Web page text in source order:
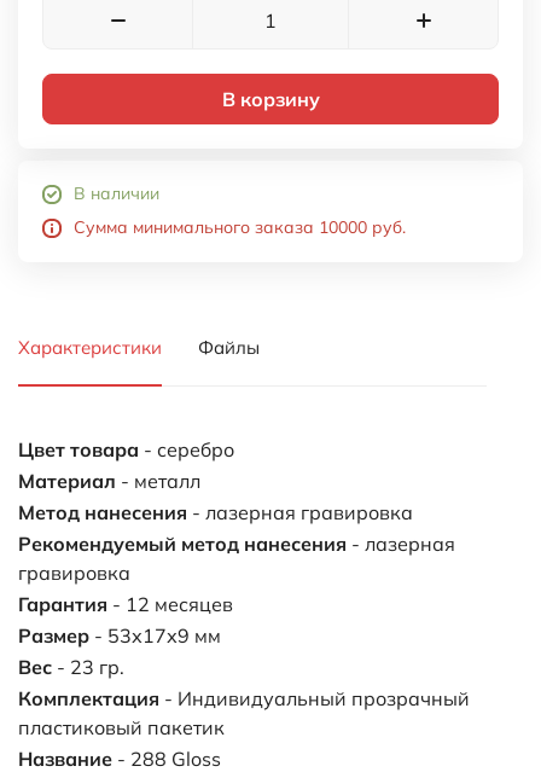
В корзину
В наличии
Сумма минимального заказа 10000 руб.
Характеристики Файлы
Цвет товара - серебро
Материал - металл
Метод нанесения - лазерная гравировка
Рекомендуемый метод нанесения - лазерная
гравировка
Гарантия - 12 месяцев
Размер - 53х17х9 мм
Вес - 23 гр.
Комплектация - Индивидуальный прозрачный
пластиковый пакетик
Название - 288 Gloss